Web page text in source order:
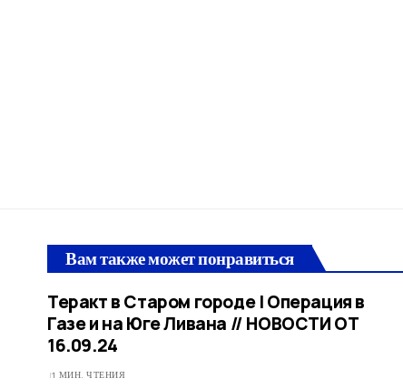
Вам также может понравиться
Теракт в Старом городе | Операция в
Газе и на Юге Ливана // НОВОСТИ ОТ
16.09.24
1 МИН. ЧТЕНИЯ